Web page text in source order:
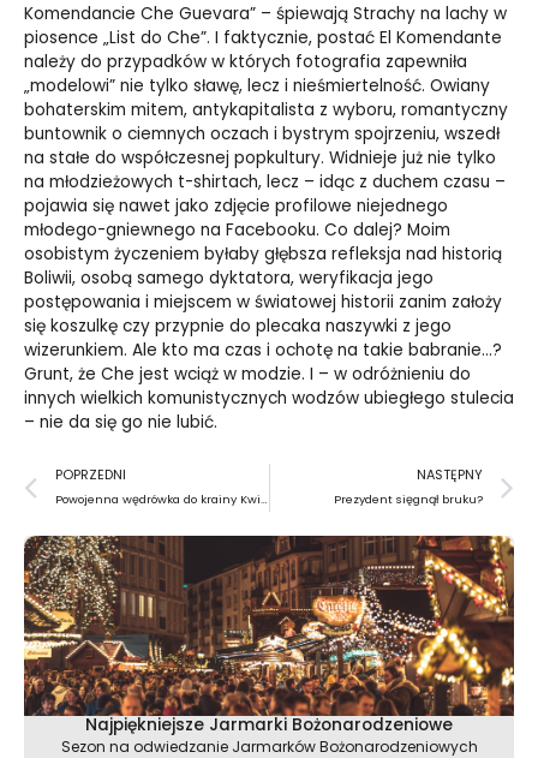
Komendancie Che Guevara” – śpiewają Strachy na lachy w
piosence „List do Che”. I faktycznie, postać El Komendante
należy do przypadków w których fotografia zapewniła
„modelowi” nie tylko sławę, lecz i nieśmiertelność. Owiany
bohaterskim mitem, antykapitalista z wyboru, romantyczny
buntownik o ciemnych oczach i bystrym spojrzeniu, wszedł
na stałe do współczesnej popkultury. Widnieje już nie tylko
na młodzieżowych t-shirtach, lecz – idąc z duchem czasu –
pojawia się nawet jako zdjęcie profilowe niejednego
młodego-gniewnego na Facebooku. Co dalej? Moim
osobistym życzeniem byłaby głębsza refleksja nad historią
Boliwii, osobą samego dyktatora, weryfikacja jego
postępowania i miejscem w światowej historii zanim założy
się koszulkę czy przypnie do plecaka naszywki z jego
wizerunkiem. Ale kto ma czas i ochotę na takie babranie…?
Grunt, że Che jest wciąż w modzie. I – w odróżnieniu do
innych wielkich komunistycznych wodzów ubiegłego stulecia
– nie da się go nie lubić.
Prev
POPRZEDNI NASTĘPNY
Prezydent sięgnął bruku?
Najpiękniejsze Jarmarki Bożonarodzeniowe
Sezon na odwiedzanie Jarmarków Bożonarodzeniowych